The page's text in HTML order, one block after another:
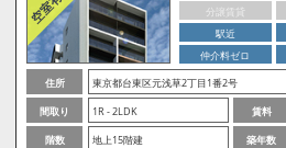
分譲賃貸
駅近
仲介料ゼロ
住所
東京都台東区元浅草2丁目1番2号
間取り
1R - 2LDK 賃料
階数
地上15階建 築年数